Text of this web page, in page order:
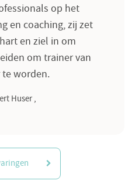
op het
en coaching, zij zet
en ziel in om
om trainer van
te worden.
Huser ,